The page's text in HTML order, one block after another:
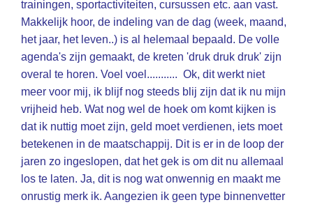
trainingen, sportactiviteiten, cursussen etc. aan vast.
Makkelijk hoor, de indeling van de dag (week, maand,
het jaar, het leven..) is al helemaal bepaald. De volle
agenda's zijn gemaakt, de kreten 'druk druk druk' zijn
overal te horen. Voel voel........... Ok, dit werkt niet
meer voor mij, ik blijf nog steeds blij zijn dat ik nu mijn
vrijheid heb. Wat nog wel de hoek om komt kijken is
dat ik nuttig moet zijn, geld moet verdienen, iets moet
betekenen in de maatschappij. Dit is er in de loop der
jaren zo ingeslopen, dat het gek is om dit nu allemaal
los te laten. Ja, dit is nog wat onwennig en maakt me
onrustig merk ik. Aangezien ik geen type binnenvetter